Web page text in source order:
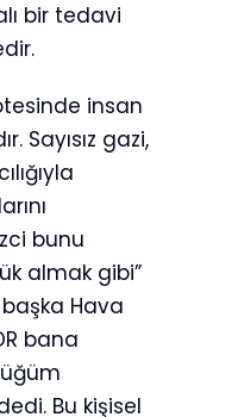
bir tedavi
insan
Sayısız gazi,
bunu
almak gibi”
Hava
bana
Bu kişisel